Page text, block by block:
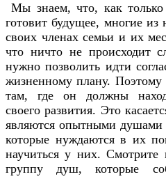
Мы знаем, что, как
готовит будущее, многие
своих членах семьи и их
что ничто не происходит
нужно позволить идти
жизненному плану.
там, где он должны
своего развития. Это
являются опытными душами
которые нуждаются в их
научиться у них.
группу душ, которые